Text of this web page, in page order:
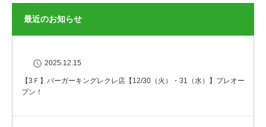
最近のお知らせ
2025.12.15
【3Ｆ】バーガーキングレクレ店【12/30（火）・31（水）】プレオー
プン！